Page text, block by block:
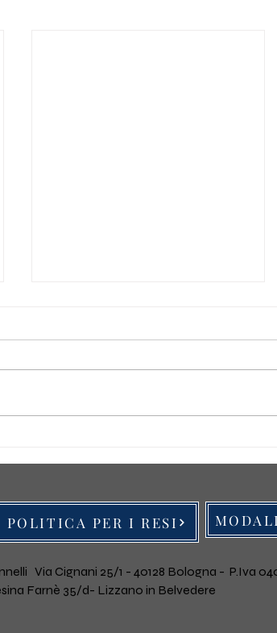
POLITICA PER I RESI
Via Cignani 25/1 - 40128 Bologna - P.Iva
Farnè 35/d- Lizzano in Belvedere